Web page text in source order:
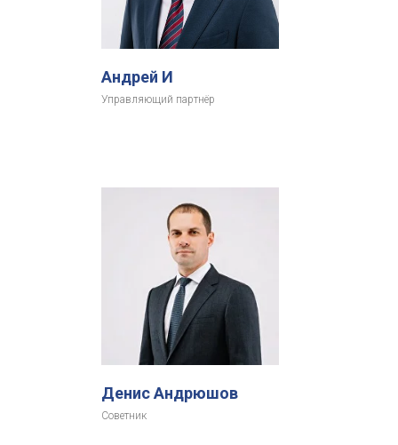
Андрей И
Управляющий партнёр
Денис Андрюшов
Советник